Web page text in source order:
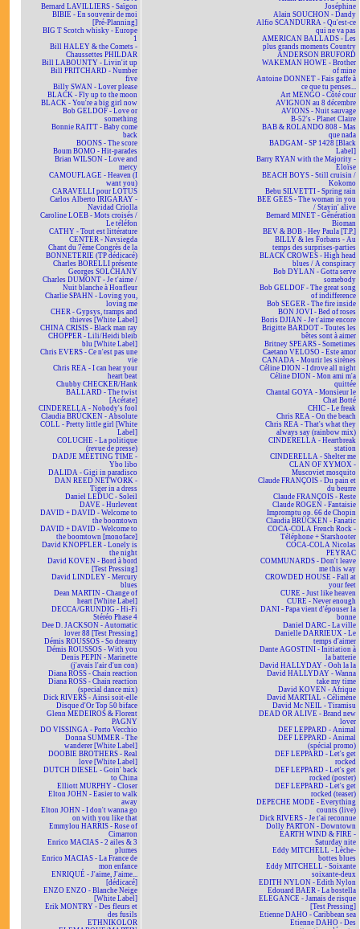
Bernard LAVILLIERS - Saïgon
BIBIE - En souvenir de moi
[Pré-Planning]
BIG T Scotch whisky - Europe
1
Bill HALEY & the Comets -
Chaussettes PHILDAR
Bill LABOUNTY - Livin'it up
Bill PRITCHARD - Number
five
Billy SWAN - Lover please
BLACK - Fly up to the moon
BLACK - You're a big girl now
Bob GELDOF - Love or
something
Bonnie RAITT - Baby come
back
BOONS - The score
Boum BOMO - Hit-parades
Brian WILSON - Love and
mercy
CAMOUFLAGE - Heaven (I
want you)
CARAVELLI pour LOTUS
Carlos Alberto IRIGARAY -
Navidad Criolla
Caroline LOEB - Mots croisés /
Le téléfon
CATHY - Tout est littérature
CENTER - Navsiegda
Chant du 7ème Congrès de la
BONNETERIE (TP dédicacé)
Charles BORELLI présente
Georges SOLCHANY
Charles DUMONT - Je t'aime /
Nuit blanche à Honfleur
Charlie SPAHN - Loving you,
loving me
CHER - Gypsys, tramps and
thieves [White Label]
CHINA CRISIS - Black man ray
CHOPPER - Lili/Heidi bleib
blu [White Label]
Chris EVERS - Ce n'est pas une
vie
Chris REA - I can hear your
heart beat
Chubby CHECKER/Hank
BALLARD - The twist
[Acétate]
CINDERELLA - Nobody's fool
Claudia BRÜCKEN - Absolute
COLL - Pretty little girl [White
Label]
COLUCHE - La politique
(revue de presse)
DADJE MEETING TIME -
Ybo libo
DALIDA - Gigi in paradisco
DAN REED NETWORK -
Tiger in a dress
Daniel LEDUC - Soleil
DAVE - Hurlevent
DAVID + DAVID - Welcome to
the boomtown
DAVID + DAVID - Welcome to
the boomtown [monoface]
David KNOPFLER - Lonely is
the night
David KOVEN - Bord à bord
[Test Pressing]
David LINDLEY - Mercury
blues
Dean MARTIN - Change of
heart [White Label]
DECCA/GRUNDIG - Hi-Fi
Stéréo Phase 4
Dee D. JACKSON - Automatic
lover 88 [Test Pressing]
Démis ROUSSOS - So dreamy
Démis ROUSSOS - With you
Denis PEPIN - Marinette
(j'avais l'air d'un con)
Diana ROSS - Chain reaction
Diana ROSS - Chain reaction
(special dance mix)
Dick RIVERS - Ainsi soit-elle
Disque d'Or Top 50 biface
Glenn MEDEIROS & Florent
PAGNY
DO VISSINGA - Porto Vecchio
Donna SUMMER - The
wanderer [White Label]
DOOBIE BROTHERS - Real
love [White Label]
DUTCH DIESEL - Goin' back
to China
Elliott MURPHY - Closer
Elton JOHN - Easier to walk
away
Elton JOHN - I don't wanna go
on with you like that
Emmylou HARRIS - Rose of
Cimarron
Enrico MACIAS - 2 ailes & 3
plumes
Enrico MACIAS - La France de
mon enfance
ENRIQUÉ - J'aime, J'aime...
[dédicacé]
ENZO ENZO - Blanche Neige
[White Label]
Erik MONTRY - Des fleurs et
des fusils
ETHNIKOLOR
Joséphine
Alain SOUCHON - Dandy
Alfio SCANDURRA - Qu'est-ce
qui ne va pas
AMERICAN BALLADS - Les
plus grands moments Country
ANDERSON BRUFORD
WAKEMAN HOWE - Brother
of mine
Antoine DONNET - Fais gaffe à
ce que tu penses...
Art MENGO - Côté cour
AVIGNON au 8 décembre
AVIONS - Nuit sauvage
B-52's - Planet Claire
BAB & ROLANDO 808 - Mas
que nada
BADGAM - SP 1428 [Black
Label]
Barry RYAN with the Majority -
Eloïse
BEACH BOYS - Still cruisin /
Kokomo
Bebu SILVETTI - Spring rain
BEE GEES - The woman in you
/ Stayin' alive
Bernard MINET - Génération
Bioman
BEV & BOB - Hey Paula [T.P.]
BILLY & les Forbans - Au
temps des surprises-parties
BLACK CROWES - High head
blues / A conspiracy
Bob DYLAN - Gotta serve
somebody
Bob GELDOF - The great song
of indifference
Bob SEGER - The fire inside
BON JOVI - Bed of roses
Boris DJIAN - Je t'aime encore
Brigitte BARDOT - Toutes les
bêtes sont à aimer
Britney SPEARS - Sometimes
Caetano VELOSO - Este amor
CANADA - Mourir les sirènes
Céline DION - I drove all night
Céline DION - Mon ami m'a
quittée
Chantal GOYA - Monsieur le
Chat Botté
CHIC - Le freak
Chris REA - On the beach
Chris REA - That's what they
always say (rainbow mix)
CINDERELLA - Heartbreak
station
CINDERELLA - Shelter me
CLAN OF XYMOX -
Muscoviet mosquito
Claude FRANÇOIS - Du pain et
du beurre
Claude FRANÇOIS - Reste
Claude ROGEN - Fantaisie
Impromptu op. 66 de Chopin
Claudia BRÜCKEN - Fanatic
COCA-COLA French Rock -
Téléphone + Starshooter
COCA-COLA Nicolas
PEYRAC
COMMUNARDS - Don't leave
me this way
CROWDED HOUSE - Fall at
your feet
CURE - Just like heaven
CURE - Never enough
DANI - Papa vient d'épouser la
bonne
Daniel DARC - La ville
Danielle DARRIEUX - Le
temps d'aimer
Dante AGOSTINI - Initiation à
la batterie
David HALLYDAY - Ooh la la
David HALLYDAY - Wanna
take my time
David KOVEN - Afrique
David MARTIAL - Célimène
David Mc NEIL - Tiramisu
DEAD OR ALIVE - Brand new
lover
DEF LEPPARD - Animal
DEF LEPPARD - Animal
(spécial promo)
DEF LEPPARD - Let's get
rocked
DEF LEPPARD - Let's get
rocked (poster)
DEF LEPPARD - Let's get
rocked (teaser)
DEPECHE MODE - Everything
counts (live)
Dick RIVERS - Je t'ai reconnue
Dolly PARTON - Downtown
EARTH WIND & FIRE -
Saturday nite
Eddy MITCHELL - Lèche-
bottes blues
Eddy MITCHELL - Soixante
soixante-deux
EDITH NYLON - Edith Nylon
Edouard BAER - La bostella
ELEGANCE - Jamais de risque
[Test Pressing]
Etienne DAHO - Caribbean sea
Etienne DAHO - Des